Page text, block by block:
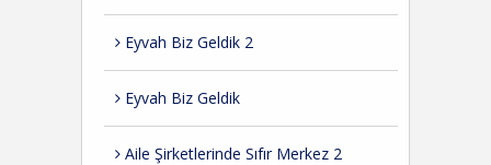
Eyvah Biz Geldik 2
Eyvah Biz Geldik
Aile Şirketlerinde Sıfır Merkez 2